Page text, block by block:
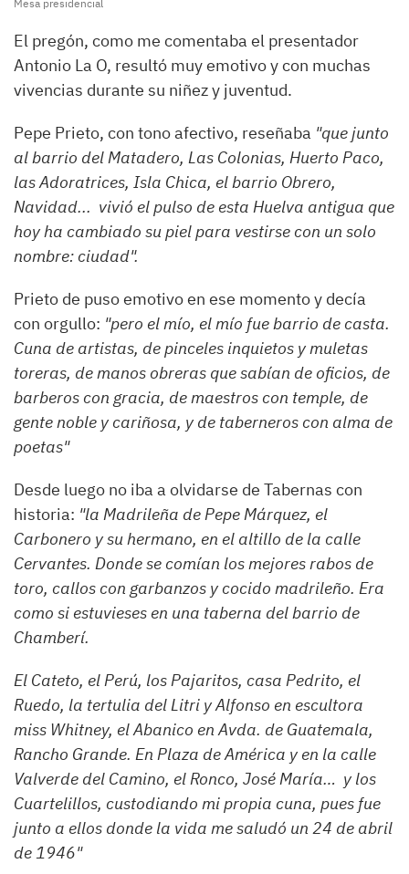
Mesa presidencial
El pregón, como me comentaba el presentador
Antonio La O, resultó muy emotivo y con muchas
vivencias durante su niñez y juventud.
Pepe Prieto, con tono afectivo, reseñaba "que junto
al barrio del Matadero, Las Colonias, Huerto Paco,
las Adoratrices, Isla Chica, el barrio Obrero,
Navidad... vivió el pulso de esta Huelva antigua que
hoy ha cambiado su piel para vestirse con un solo
nombre: ciudad".
Prieto de puso emotivo en ese momento y decía
con orgullo: "pero el mío, el mío fue barrio de casta.
Cuna de artistas, de pinceles inquietos y muletas
toreras, de manos obreras que sabían de oficios, de
barberos con gracia, de maestros con temple, de
gente noble y cariñosa, y de taberneros con alma de
poetas"
Desde luego no iba a olvidarse de Tabernas con
historia: "la Madrileña de Pepe Márquez, el
Carbonero y su hermano, en el altillo de la calle
Cervantes. Donde se comían los mejores rabos de
toro, callos con garbanzos y cocido madrileño. Era
como si estuvieses en una taberna del barrio de
Chamberí.
El Cateto, el Perú, los Pajaritos, casa Pedrito, el
Ruedo, la tertulia del Litri y Alfonso en escultora
miss Whitney, el Abanico en Avda. de Guatemala,
Rancho Grande. En Plaza de América y en la calle
Valverde del Camino, el Ronco, José María… y los
Cuartelillos, custodiando mi propia cuna, pues fue
junto a ellos donde la vida me saludó un 24 de abril
de 1946"